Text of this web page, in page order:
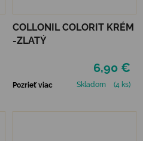
COLLONIL COLORIT KRÉM
-ZLATÝ
6,90 €
Pozrieť viac Skladom (4 ks)